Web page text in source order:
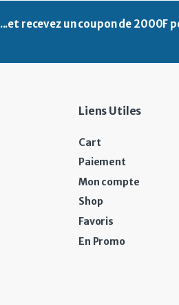
...et recevez uncoupon de 2000F
Liens Utiles
Cart
Paiement
Mon compte
Shop
Favoris
En Promo